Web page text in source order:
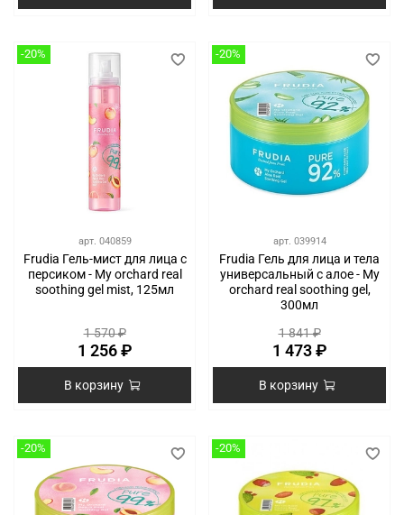
-20%
арт. 040859
Frudia Гель-мист для лица с
персиком - My orchard real
soothing gel mist, 125мл
1 570 ₽
1 256 ₽
В корзину
-20%
арт. 039914
Frudia Гель для лица и тела
универсальный с алое - My
orchard real soothing gel,
300мл
1 841 ₽
1 473 ₽
В корзину
-20% -20%